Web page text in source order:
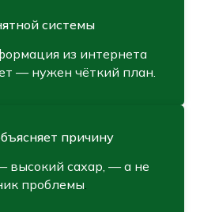
системы
из интернета
— нужен чёткий план.
причину
высокий сахар, — а не
проблемы.